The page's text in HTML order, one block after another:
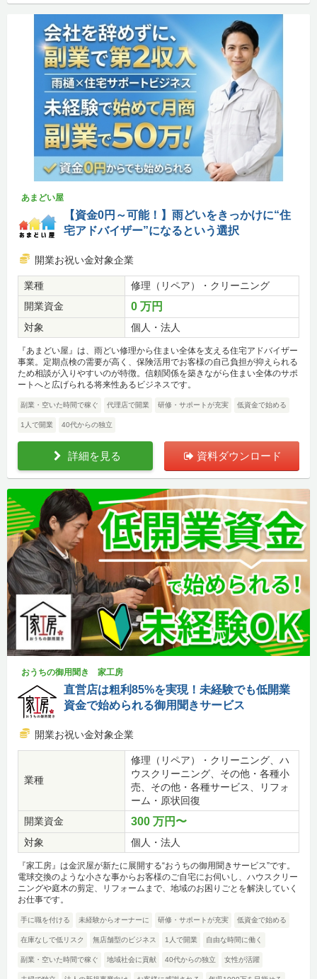
あまどい屋
【資金0円～可能！】雨どいをきっかけに“住
宅アドバイザー”になるという選択
開業お祝い金対象企業
業種
修理（リペア）・クリーニング
開業資金
0 万円
対象 個人・法人
『あまどい屋』は、雨どい修理から住まい全体を支える住宅アドバイザー
事業。定期点検の需要が高く、保険活用でお客様の自己負担が抑えられる
ため相談が入りやすいのが特徴。信頼関係を築きながら住まい全体のサポ
ートへと広げられる将来性あるビジネスです。
副業・空いた時間で稼ぐ 代理店で開業 研修・サポートが充実 低資金で始める
1人で開業 40代からの独立
詳細を見る 資料ダウンロード
おうちの御用聞き 家工房
直営店は粗利85%を実現！未経験でも低開業
資金で始められる御用聞きサービス
開業お祝い金対象企業
業種
修理（リペア）・クリーニング、ハ
ウスクリーニング、その他・各種小
売、その他・各種サービス、リフォ
ーム・原状回復
開業資金
300 万円〜
対象 個人・法人
『家工房』は金沢屋が新たに展開する“おうちの御用聞きサービス”です。
電球交換のような小さな事からお客様のご自宅にお伺いし、ハウスクリー
ニングや庭木の剪定、リフォームまで、地域のお困りごとを解決していく
お仕事です。
手に職を付ける 未経験からオーナーに 研修・サポートが充実 低資金で始める
在庫なしで低リスク 無店舗型のビジネス 1人で開業 自由な時間に働く
副業・空いた時間で稼ぐ 地域社会に貢献 40代からの独立 女性が活躍